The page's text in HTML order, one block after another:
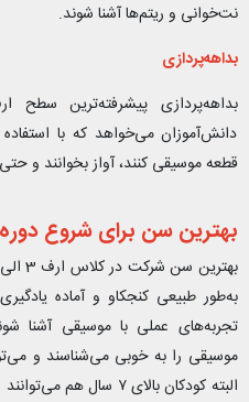
نت‌خوانی و ریتم‌ها آشنا شوند.
بداهه‌پردازی
بداهه‌پردازی پیشرفته‌ترین
دانش‌آموزان می‌خواهد که با
قطعه موسیقی کنند، آواز بخوانند و
بهترین سن برای شروع
به‌طور طبیعی کنجکاو و آماده
تجربه‌های عملی با موسیقی آشنا
موسیقی را به خوبی می‌شناسند و
البته کودکان بالای ۷